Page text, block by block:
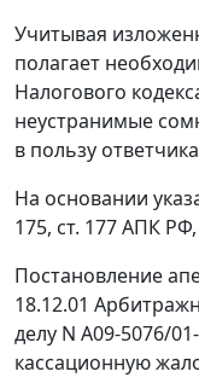
Учитывая
полагает
Налогового
неустранимые
в пользу
На основании
175, ст. 177АПК РФ,
Постановление
18.12.01
делу N А09-5076/
кассационную